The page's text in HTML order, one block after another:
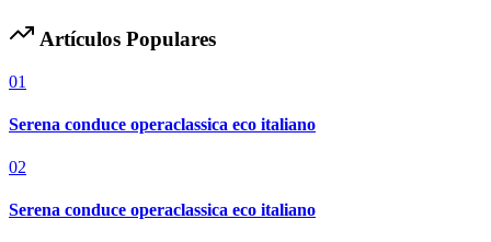
Artículos Populares
01
Serena conduce operaclassica eco italiano
02
Serena conduce operaclassica eco italiano